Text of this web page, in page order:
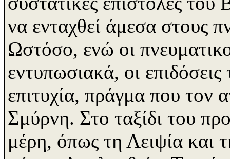
να ενταχθεί άμεσα στους
Ωστόσο, ενώ οι
εντυπωσιακά, οι
επιτυχία, πράγμα που τον
Σμύρνη. Στο ταξίδι του
μέρη, όπως τη Λειψία και